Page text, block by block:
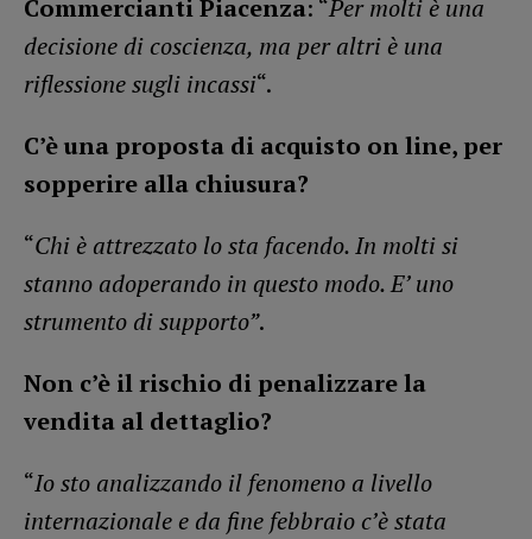
Commercianti Piacenza: “Per molti è una
decisione di coscienza, ma per altri è una
riflessione sugli incassi“.
C’è una proposta di acquisto on line, per
sopperire alla chiusura?
“Chi è attrezzato lo sta facendo. In molti si
stanno adoperando in questo modo. E’ uno
strumento di supporto”.
Non c’è il rischio di penalizzare la
vendita al dettaglio?
“Io sto analizzando il fenomeno a livello
internazionale e da fine febbraio c’è stata